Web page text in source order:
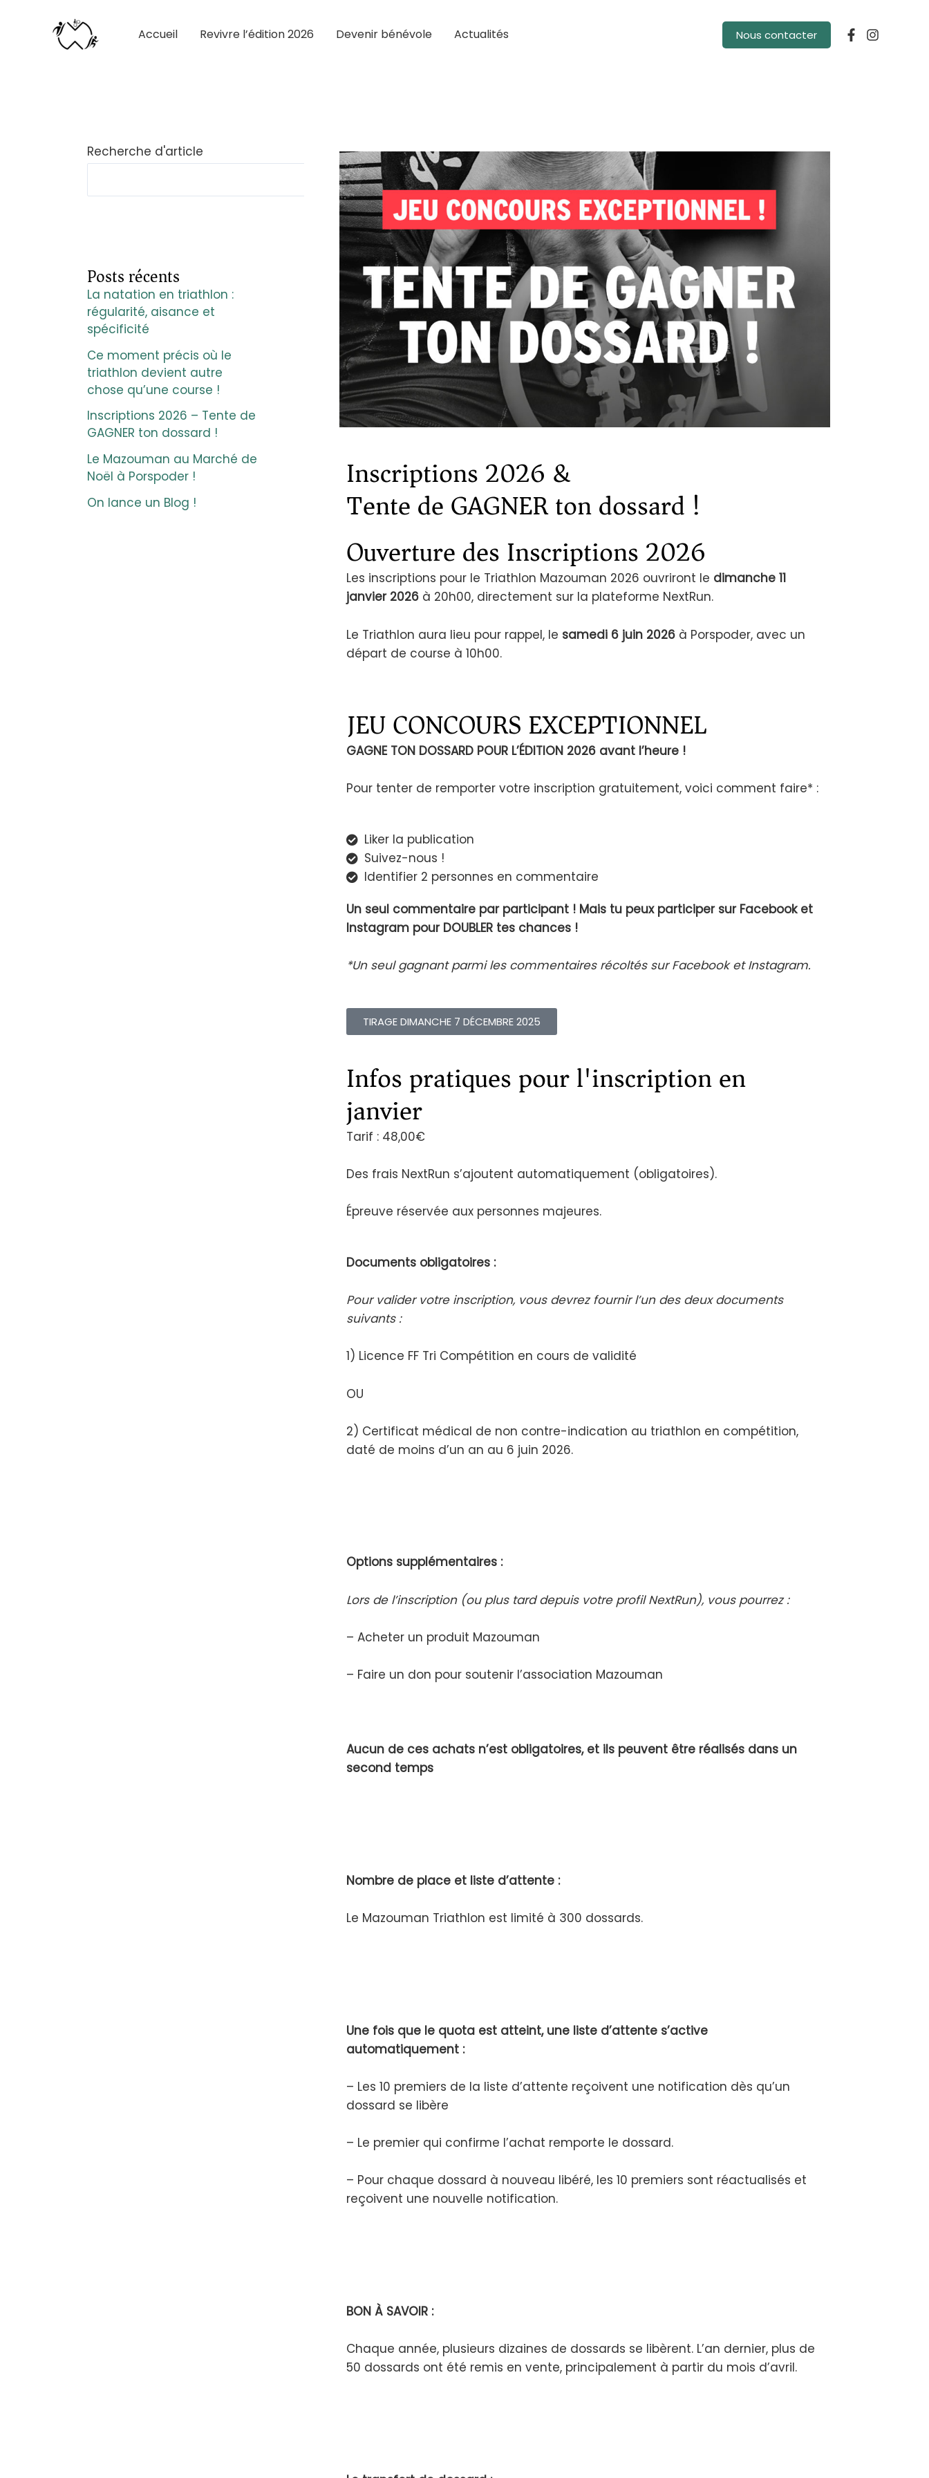
Accueil Revivre l’édition 2026 Devenir bénévole Actualités Nous contacter
Recherche d'article
Posts récents
La natation en triathlon :
régularité, aisance et
spécificité
Ce moment précis où le
triathlon devient autre
chose qu’une course !
Inscriptions 2026 – Tente de
GAGNER ton dossard !
Le Mazouman au Marché de
Noël à Porspoder !
On lance un Blog !
Inscriptions 2026 &
Tente de GAGNER ton dossard !
Ouverture des Inscriptions 2026
Les inscriptions pour le Triathlon Mazouman 2026 ouvriront le dimanche 11
janvier 2026 à 20h00, directement sur la plateforme NextRun.
Le Triathlon aura lieu pour rappel, le samedi 6 juin 2026 à Porspoder, avec un
départ de course à 10h00.
JEU CONCOURS EXCEPTIONNEL
GAGNE TON DOSSARD POUR L’ÉDITION 2026 avant l’heure !
Pour tenter de remporter votre inscription gratuitement, voici comment faire* :
Liker la publication
Suivez-nous !
Identifier 2 personnes en commentaire
Un seul commentaire par participant ! Mais tu peux participer sur Facebook et
Instagram pour DOUBLER tes chances !
*Un seul gagnant parmi les commentaires récoltés sur Facebook et Instagram.
TIRAGE DIMANCHE 7 DÉCEMBRE 2025
Infos pratiques pour l'inscription en
janvier
Tarif : 48,00€
Des frais NextRun s’ajoutent automatiquement (obligatoires).
Épreuve réservée aux personnes majeures.
Documents obligatoires :
Pour valider votre inscription, vous devrez fournir l’un des deux documents
suivants :
1) Licence FF Tri Compétition en cours de validité
OU
2) Certificat médical de non contre-indication au triathlon en compétition,
daté de moins d’un an au 6 juin 2026.
Options supplémentaires :
Lors de l’inscription (ou plus tard depuis votre profil NextRun), vous pourrez :
– Acheter un produit Mazouman
– Faire un don pour soutenir l’association Mazouman
Aucun de ces achats n’est obligatoires, et ils peuvent être réalisés dans un
second temps
Nombre de place et liste d’attente :
Le Mazouman Triathlon est limité à 300 dossards.
Une fois que le quota est atteint, une liste d’attente s’active
automatiquement :
– Les 10 premiers de la liste d’attente reçoivent une notification dès qu’un
dossard se libère
– Le premier qui confirme l’achat remporte le dossard.
– Pour chaque dossard à nouveau libéré, les 10 premiers sont réactualisés et
reçoivent une nouvelle notification.
BON À SAVOIR :
Chaque année, plusieurs dizaines de dossards se libèrent. L’an dernier, plus de
50 dossards ont été remis en vente, principalement à partir du mois d’avril.